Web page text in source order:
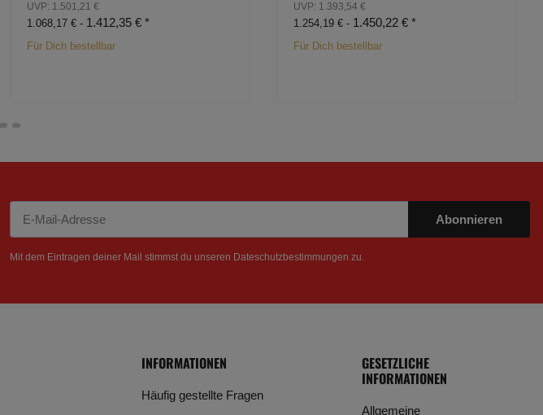
UVP: 1.501,21 €
1.068,17 € - 1.412,35 € *
Für Dich bestellbar
UVP: 1.393,54 €
1.254,19 € - 1.450,22 € *
Für Dich bestellbar
Abonnieren
Mit dem Eintragen deiner Mail stimmst du unseren Dateschutzbestimmungen zu.
INFORMATIONEN
Häufig gestellte Fragen
GESETZLICHE
INFORMATIONEN
Allgemeine